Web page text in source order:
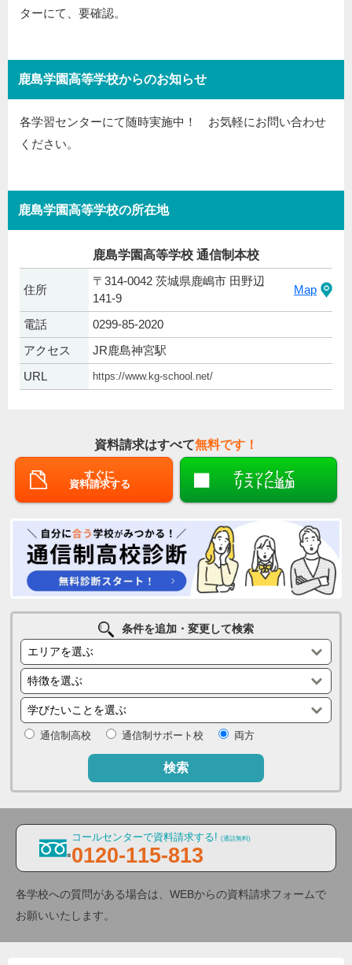
ターにて、要確認。
鹿島学園高等学校からのお知らせ
各学習センターにて随時実施中！ お気軽にお問い合わせ
ください。
鹿島学園高等学校の所在地
鹿島学園高等学校 通信制本校
住所
〒314-0042 茨城県鹿嶋市 田野辺
141-9
Map
電話
0299-85-2020
アクセス
JR鹿島神宮駅
URL
https://www.kg-school.net/
資料請求はすべて無料です！
すぐに
資料請求する
チェックして
リストに追加
条件を追加・変更して検索
通信制高校 通信制サポート校 両方
検索
コールセンターで資料請求する! (通話無料)
0120-115-813
各学校への質問がある場合は、WEBからの資料請求フォームで
お願いいたします。